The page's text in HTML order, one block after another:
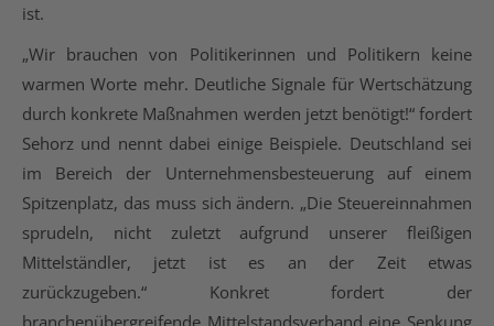
ist.
„Wir brauchen von Politikerinnen und Politikern keine
warmen Worte mehr. Deutliche Signale für Wertschätzung
durch konkrete Maßnahmen werden jetzt benötigt!“ fordert
Sehorz und nennt dabei einige Beispiele. Deutschland sei
im Bereich der Unternehmensbesteuerung auf einem
Spitzenplatz, das muss sich ändern. „Die Steuereinnahmen
sprudeln, nicht zuletzt aufgrund unserer fleißigen
Mittelständler, jetzt ist es an der Zeit etwas
zurückzugeben.“ Konkret fordert der
branchenübergreifende Mittelstandsverband eine Senkung